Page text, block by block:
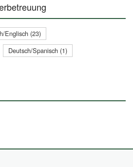
Englisch (23)
Deutsch/Spanisch (1)